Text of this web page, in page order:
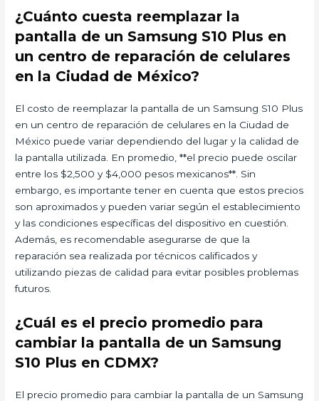
¿Cuánto cuesta reemplazar la
pantalla de un Samsung S10 Plus en
un centro de reparación de celulares
en la Ciudad de México?
El costo de reemplazar la pantalla de un Samsung S10 Plus
en un centro de reparación de celulares en la Ciudad de
México puede variar dependiendo del lugar y la calidad de
la pantalla utilizada. En promedio, **el precio puede oscilar
entre los $2,500 y $4,000 pesos mexicanos**. Sin
embargo, es importante tener en cuenta que estos precios
son aproximados y pueden variar según el establecimiento
y las condiciones específicas del dispositivo en cuestión.
Además, es recomendable asegurarse de que la
reparación sea realizada por técnicos calificados y
utilizando piezas de calidad para evitar posibles problemas
futuros.
¿Cuál es el precio promedio para
cambiar la pantalla de un Samsung
S10 Plus en CDMX?
El precio promedio para cambiar la pantalla de un Samsung